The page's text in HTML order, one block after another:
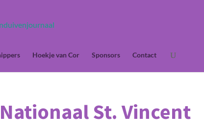
Hoekje van Cor Sponsors Contact
St. Vincent